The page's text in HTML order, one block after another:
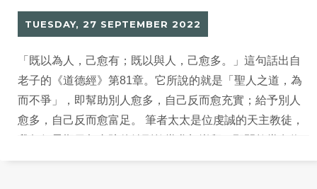
TUESDAY, 27 SEPTEMBER 2022
「既以為人，己愈有；既以與人，己愈多。」這句話出自
老子的《道德經》第81章。它所說的就是「聖人之道，為
而不爭」，即幫助別人愈多，自己反而愈充實；給予別人
愈多，自己反而愈富足。 筆者太太是位虔誠的天主教徒，
神父常常引用許多中國文化、中國人的學說思維，來解說